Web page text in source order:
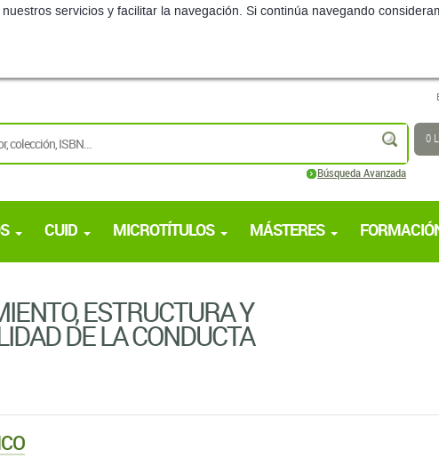
servicios y facilitar la navegación. Si continúa navegando
Búsqueda Avanzada
0
CUID MICROTÍTULOS MÁSTERES
ESTRUCTURA Y
DE LA CONDUCTA